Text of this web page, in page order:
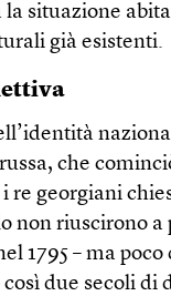
situazione
già esistenti.
che
re georgiani
non riuscirono a
1795 – ma
due secoli di